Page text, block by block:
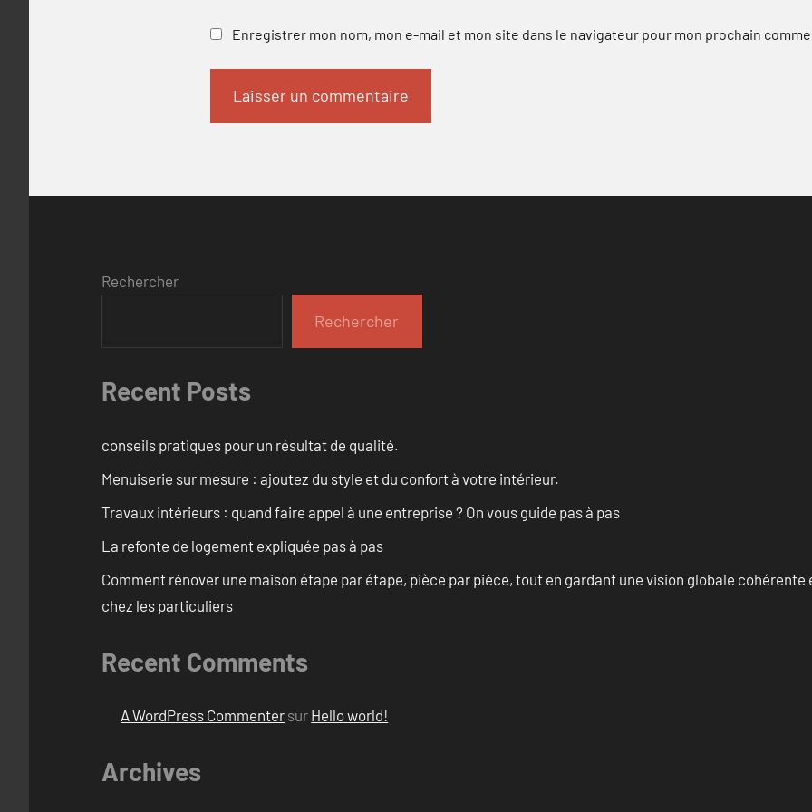
Enregistrer mon nom, mon e-mail et mon site dans le navigateur pour mon prochain
Rechercher
Rechercher
Recent Posts
conseils pratiques pour un résultat de qualité.
Menuiserie sur mesure : ajoutez du style et du confort à votre intérieur.
Travaux intérieurs : quand faire appel à une entreprise ? On vous guide pas à pas
La refonte de logement expliquée pas à pas
Comment rénover une maison étape par étape, pièce par pièce, tout en gardant une vision globale
chez les particuliers
Recent Comments
A WordPress Commenter sur Hello world!
Archives